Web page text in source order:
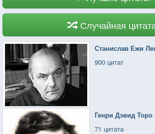
Случайная
Станислав Ежи
900 цитат
Генри Дэвид Торо
71 цитата